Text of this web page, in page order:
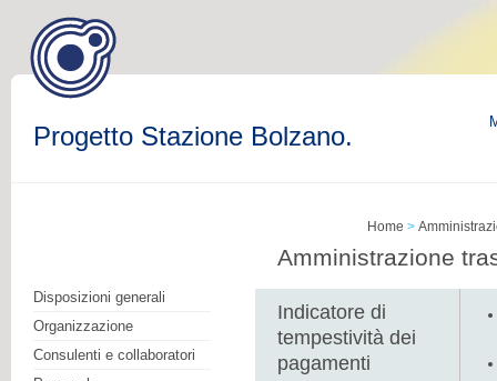
Progetto Stazione Bolzano.
Disposizioni generali
Organizzazione
Consulenti e collaboratori
Home >
Amministrazione
Indicatore di
tempestività dei
pagamenti